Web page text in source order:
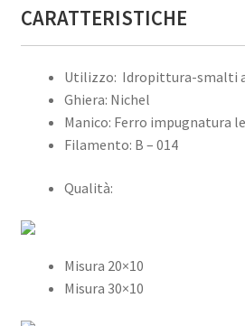
CARATTERISTICHE
Utilizzo: Idropittura-smalti a
Ghiera: Nichel
Manico: Ferro impugnatura
Filamento: B – 014
Qualità:
Misura 20×10
Misura 30×10